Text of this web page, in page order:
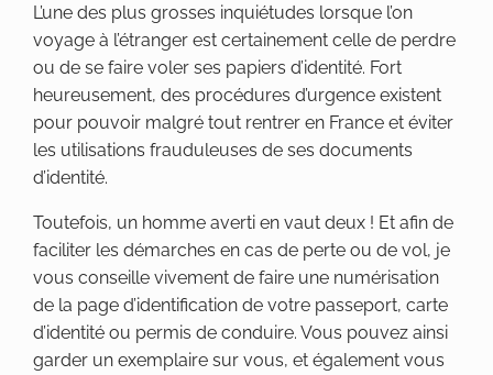
L’une des plus grosses inquiétudes lorsque l’on
voyage à l’étranger est certainement celle de perdre
ou de se faire voler ses papiers d’identité. Fort
heureusement, des procédures d’urgence existent
pour pouvoir malgré tout rentrer en France et éviter
les utilisations frauduleuses de ses documents
d’identité.
Toutefois, un homme averti en vaut deux ! Et afin de
faciliter les démarches en cas de perte ou de vol, je
vous conseille vivement de faire une numérisation
de la page d’identification de votre passeport, carte
d’identité ou permis de conduire. Vous pouvez ainsi
garder un exemplaire sur vous, et également vous